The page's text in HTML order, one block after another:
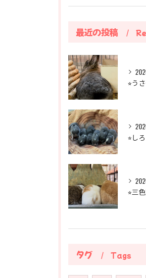
最近の投稿
⭐︎う
⭐︎し
⭐︎三
タグ Tags